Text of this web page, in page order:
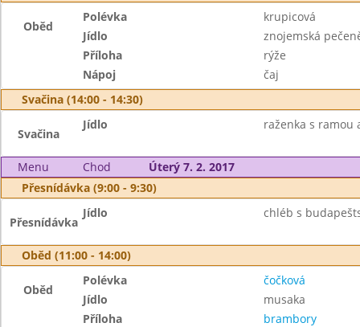
Oběd
Polévka
krupicová
Jídlo
znojemská
Příloha
rýže
Nápoj
čaj
Svačina (14:00 - 14:30)
Svačina
Jídlo raženka s ramou
Menu Chod
Úterý 7. 2. 2017
Přesnídávka (9:00 - 9:30)
Přesnídávka
Jídlo chléb s
Oběd (11:00 - 14:00)
Oběd
Polévka
čočková
Jídlo
musaka
Příloha
brambory